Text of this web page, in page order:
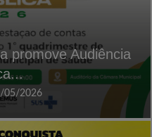
promove Audiência
05/2026